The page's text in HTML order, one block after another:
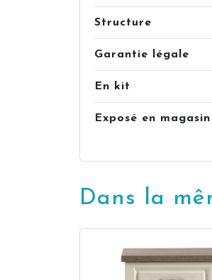
Structure
Garantie légale
En kit
Exposé en magasin
Dans la